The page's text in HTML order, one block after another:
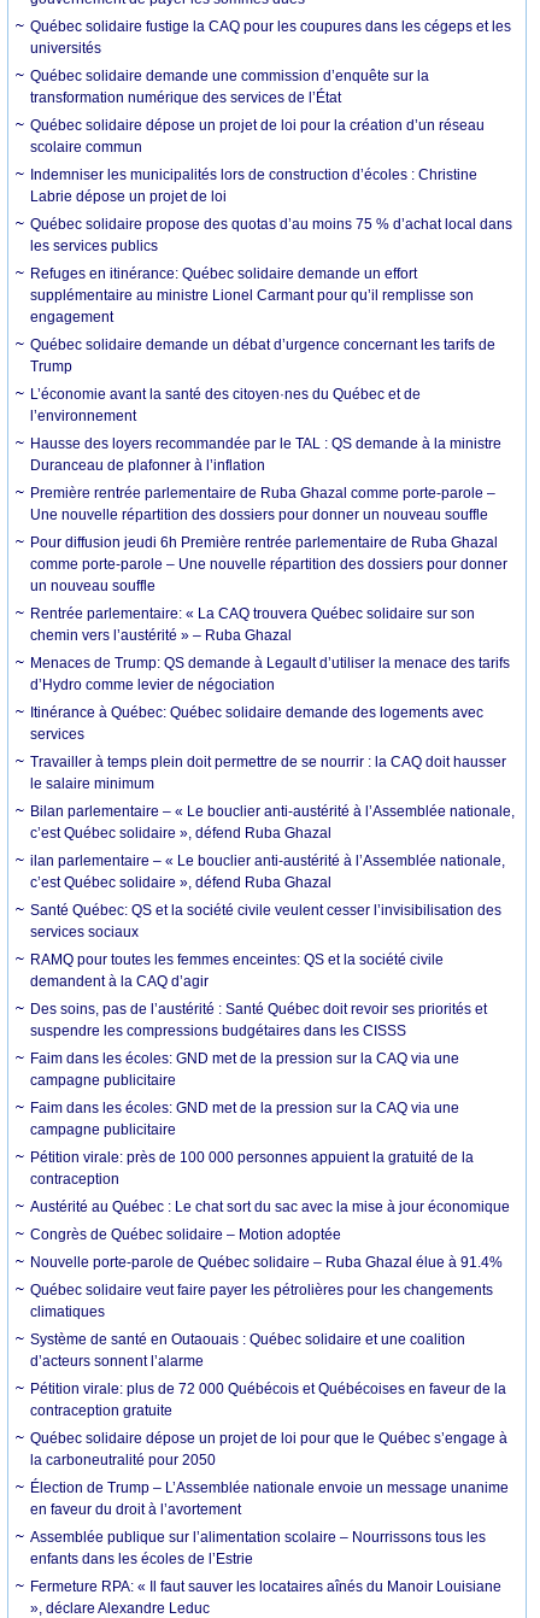
Québec solidaire fustige la CAQ pour les coupures dans les cégeps et les
universités
Québec solidaire demande une commission d’enquête sur la
transformation numérique des services de l’État
Québec solidaire dépose un projet de loi pour la création d’un réseau
scolaire commun
Indemniser les municipalités lors de construction d’écoles : Christine
Labrie dépose un projet de loi
Québec solidaire propose des quotas d’au moins 75 % d’achat local dans
les services publics
Refuges en itinérance: Québec solidaire demande un effort
supplémentaire au ministre Lionel Carmant pour qu’il remplisse son
engagement
Québec solidaire demande un débat d’urgence concernant les tarifs de
Trump
L’économie avant la santé des citoyen·nes du Québec et de
l’environnement
Hausse des loyers recommandée par le TAL : QS demande à la ministre
Duranceau de plafonner à l’inflation
Première rentrée parlementaire de Ruba Ghazal comme porte-parole –
Une nouvelle répartition des dossiers pour donner un nouveau souffle
Pour diffusion jeudi 6h Première rentrée parlementaire de Ruba Ghazal
comme porte-parole – Une nouvelle répartition des dossiers pour donner
un nouveau souffle
Rentrée parlementaire: « La CAQ trouvera Québec solidaire sur son
chemin vers l’austérité » – Ruba Ghazal
Menaces de Trump: QS demande à Legault d’utiliser la menace des tarifs
d’Hydro comme levier de négociation
Itinérance à Québec: Québec solidaire demande des logements avec
services
Travailler à temps plein doit permettre de se nourrir : la CAQ doit hausser
le salaire minimum
Bilan parlementaire – « Le bouclier anti-austérité à l’Assemblée nationale,
c’est Québec solidaire », défend Ruba Ghazal
ilan parlementaire – « Le bouclier anti-austérité à l’Assemblée nationale,
c’est Québec solidaire », défend Ruba Ghazal
Santé Québec: QS et la société civile veulent cesser l’invisibilisation des
services sociaux
RAMQ pour toutes les femmes enceintes: QS et la société civile
demandent à la CAQ d’agir
Des soins, pas de l’austérité : Santé Québec doit revoir ses priorités et
suspendre les compressions budgétaires dans les CISSS
Faim dans les écoles: GND met de la pression sur la CAQ via une
campagne publicitaire
Faim dans les écoles: GND met de la pression sur la CAQ via une
campagne publicitaire
Pétition virale: près de 100 000 personnes appuient la gratuité de la
contraception
Austérité au Québec : Le chat sort du sac avec la mise à jour économique
Congrès de Québec solidaire – Motion adoptée
Nouvelle porte-parole de Québec solidaire – Ruba Ghazal élue à 91.4%
Québec solidaire veut faire payer les pétrolières pour les changements
climatiques
Système de santé en Outaouais : Québec solidaire et une coalition
d’acteurs sonnent l’alarme
Pétition virale: plus de 72 000 Québécois et Québécoises en faveur de la
contraception gratuite
Québec solidaire dépose un projet de loi pour que le Québec s’engage à
la carboneutralité pour 2050
Élection de Trump – L’Assemblée nationale envoie un message unanime
en faveur du droit à l’avortement
Assemblée publique sur l’alimentation scolaire – Nourrissons tous les
enfants dans les écoles de l’Estrie
Fermeture RPA: « Il faut sauver les locataires aînés du Manoir Louisiane
», déclare Alexandre Leduc